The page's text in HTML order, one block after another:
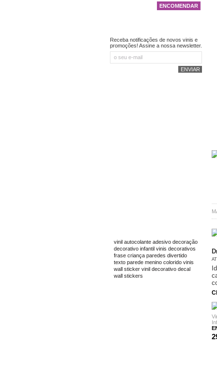
ENCOMENDAR
Receba notificações de novos vinis e
promoções! Assine a nossa newsletter.
vinil autocolante adesivo decoração
decorativo infantil vinis decorativos
frase criança paredes divertido
texto parede menino colorido vinis
wall sticker vinil decorativo decal
wall stickers